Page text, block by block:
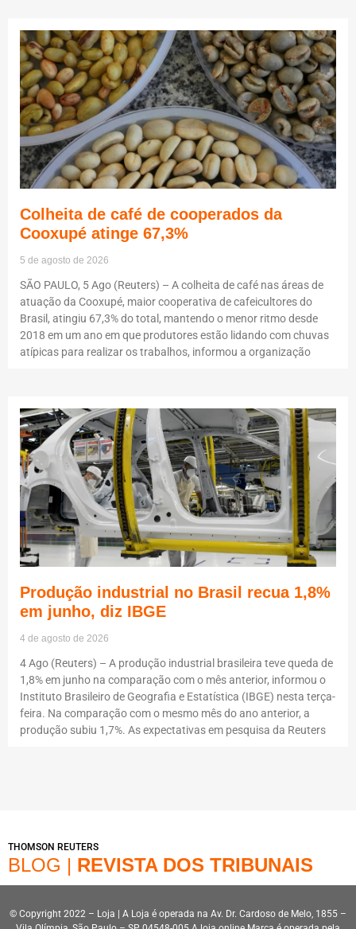
Colheita de café de cooperados da
Cooxupé atinge 67,3%
5 de agosto de 2026
SÃO PAULO, 5 Ago (Reuters) – A colheita de café nas áreas de
atuação da Cooxupé, maior cooperativa de cafeicultores do
Brasil, atingiu 67,3% do total, mantendo o menor ritmo desde
2018 em um ano em que produtores estão lidando com chuvas
atípicas para realizar os trabalhos, informou a organização
Produção industrial no Brasil recua 1,8%
em junho, diz IBGE
4 de agosto de 2026
4 Ago (Reuters) – A produção industrial brasileira teve queda de
1,8% em junho na comparação com o mês anterior, informou o
Instituto Brasileiro de Geografia e Estatística (IBGE) nesta terça-
feira. Na comparação com o mesmo mês do ano anterior, a
produção subiu 1,7%. As expectativas em pesquisa da Reuters
THOMSON REUTERS
BLOG | REVISTA DOS TRIBUNAIS
© Copyright 2022 – Loja | A Loja é operada na Av. Dr. Cardoso de Melo, 1855 –